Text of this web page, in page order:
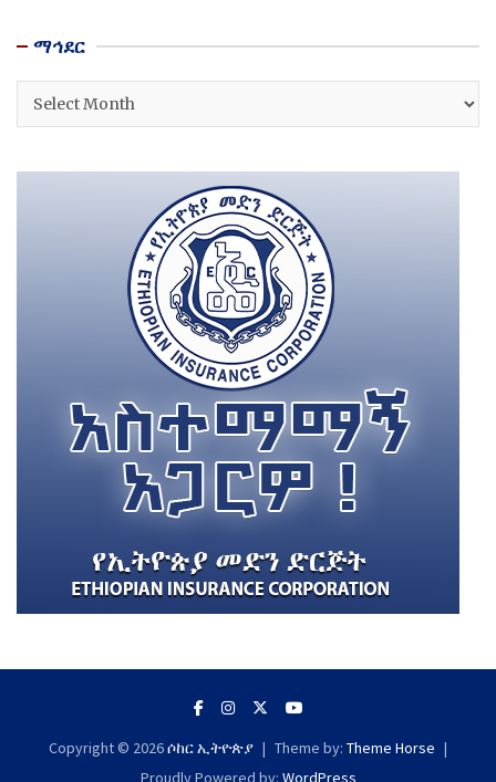
ማኅደር
ማኅደር
Copyright © 2026ሶከር ኢትዮጵያ Theme by: Theme Horse
Proudly Powered by: WordPress